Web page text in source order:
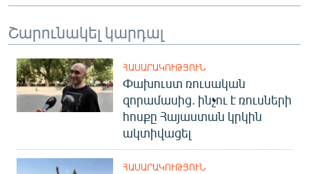
ՀԵՏԵՎԵՔ ՄԵԶ
«Ազատության» բոլոր կայքերը
Շարունակել կարդալ
ՀԱՍԱՐԱԿՈՒԹՅՈՒՆ
Փախուստ ռուսական
զորամասից. ինչու է ռուսների
հոսքը Հայաստան կրկին
ակտիվացել
ՀԱՍԱՐԱԿՈՒԹՅՈՒՆ